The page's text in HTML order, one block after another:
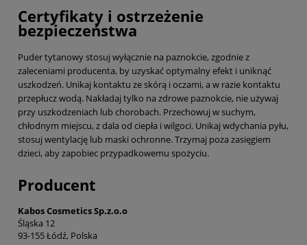
Certyfikaty i ostrzeżenie
bezpieczeństwa
Puder tytanowy stosuj wyłącznie na paznokcie, zgodnie z
zaleceniami producenta, by uzyskać optymalny efekt i uniknąć
uszkodzeń. Unikaj kontaktu ze skórą i oczami, a w razie kontaktu
przepłucz wodą. Nakładaj tylko na zdrowe paznokcie, nie używaj
przy uszkodzeniach lub chorobach. Przechowuj w suchym,
chłodnym miejscu, z dala od ciepła i wilgoci. Unikaj wdychania pyłu,
stosuj wentylację lub maski ochronne. Trzymaj poza zasięgiem
dzieci, aby zapobiec przypadkowemu spożyciu.
Producent
Kabos Cosmetics Sp.z.o.o
Śląska 12
93-155 Łódź, Polska